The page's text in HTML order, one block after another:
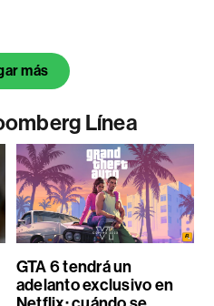
más
Línea
GTA 6 tendrá un
adelanto exclusivo en